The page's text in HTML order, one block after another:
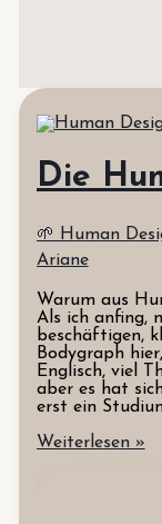
Die
🌱 Human
Ariane
Warum aus
Als ich anfing,
beschäftigen,
Bodygraph
Englisch, viel
aber es hat
erst ein
Die
Weiterlesen »